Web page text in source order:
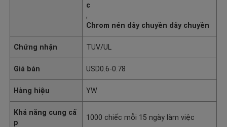
c
,
Chrom nén dây chuyền dây chuyền
Chứng nhận TUV/UL
Giá bán USD0.6-0.78
Hàng hiệu YW
Khả năng cung cấ
p
1000 chiếc mỗi 15 ngày làm việc